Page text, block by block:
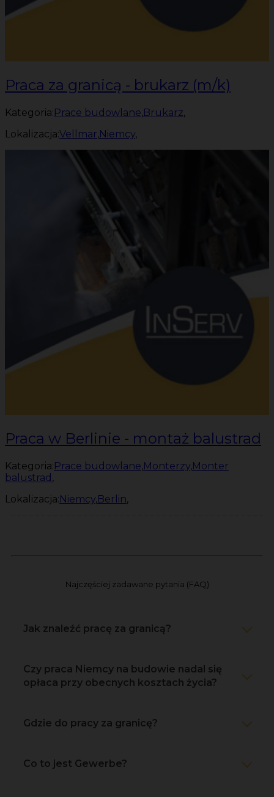
Praca za granicą - brukarz (m/k)
Kategoria:Prace budowlane,Brukarz,
Lokalizacja:Vellmar,Niemcy,
Praca w Berlinie - montaż balustrad
Kategoria:Prace budowlane,Monterzy,Monter
balustrad ,
Lokalizacja:Niemcy,Berlin,
Najczęściej zadawane pytania (FAQ)
Jak znaleźć pracę za granicą?
Czy praca Niemcy na budowie nadal się
opłaca przy obecnych kosztach życia?
Gdzie do pracy za granicę?
Co to jest Gewerbe?